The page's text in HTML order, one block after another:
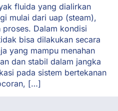
fluida yang dialirkan
mulai dari uap (steam),
Dalam kondisi
bisa dilakukan secara
yang mampu menahan
dan stabil dalam jangka
pada sistem bertekanan
[…]